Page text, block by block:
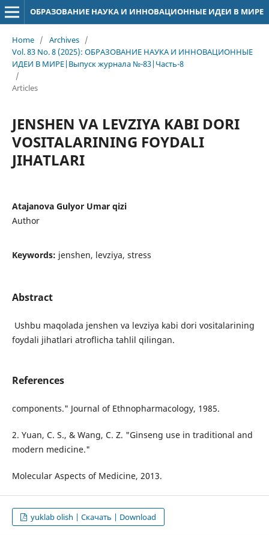
ОБРАЗОВАНИЕ НАУКА И ИННОВАЦИОННЫЕ ИДЕИ В МИРЕ
Home / Archives /
Vol. 83 No. 8 (2025): ОБРАЗОВАНИЕ НАУКА И ИННОВАЦИОННЫЕ
ИДЕИ В МИРЕ|Выпуск журнала №-83|Часть-8
/
Articles
JENSHEN VA LEVZIYA KABI DORI
VOSITALARINING FOYDALI
JIHATLARI
Atajanova Gulyor Umar qizi
Author
Keywords: jenshen, levziya, stress
Abstract
Ushbu maqolada jenshen va levziya kabi dori vositalarining
foydali jihatlari atroflicha tahlil qilingan.
References
components." Journal of Ethnopharmacology, 1985.
2. Yuan, C. S., & Wang, C. Z. "Ginseng use in traditional and
modern medicine."
Molecular Aspects of Medicine, 2013.
yuklab olish | Скачать | Download